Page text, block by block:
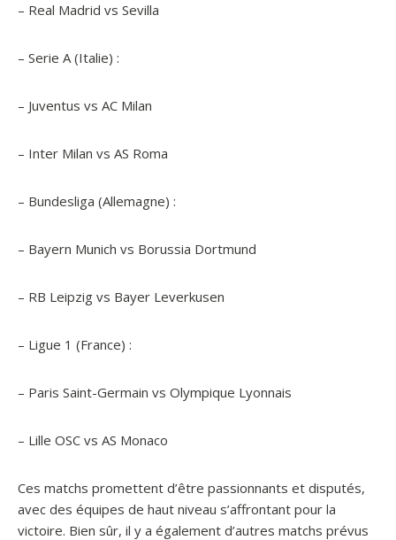
– Real Madrid vs Sevilla
– Serie A (Italie) :
– Juventus vs AC Milan
– Inter Milan vs AS Roma
– Bundesliga (Allemagne) :
– Bayern Munich vs Borussia Dortmund
– RB Leipzig vs Bayer Leverkusen
– Ligue 1 (France) :
– Paris Saint-Germain vs Olympique Lyonnais
– Lille OSC vs AS Monaco
Ces matchs promettent d’être passionnants et disputés,
avec des équipes de haut niveau s’affrontant pour la
victoire. Bien sûr, il y a également d’autres matchs prévus